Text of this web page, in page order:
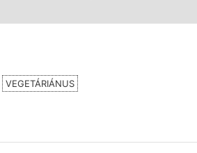
VEGETÁRIÁNUS